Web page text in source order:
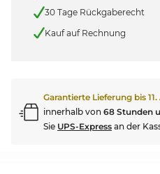
30 Tage Rückgaberecht
Kauf auf Rechnung
Garantierte Lieferung bis
innerhalb von 68 Stunden
Sie UPS-Express an der